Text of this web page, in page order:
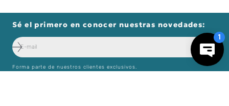
Sé el primero en conocer nuestras novedades:
Forma parte de nuestros clientes exclusivos.